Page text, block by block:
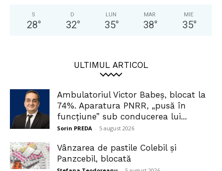
S
28°
D
32°
LUN
35°
MAR
38°
MIE
35°
ULTIMUL ARTICOL
Ambulatoriul Victor Babeș, blocat la
74%. Aparatura PNRR, „pusă în
funcțiune” sub conducerea lui...
Sorin PREDA - 5 august 2026
Vânzarea de pastile Colebil și
Panzcebil, blocată